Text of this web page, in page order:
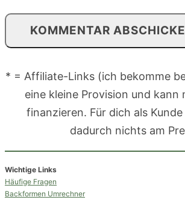
* = Affiliate-Links (ich bekomme
eine kleine Provision und kann
finanzieren. Für dich als
dadurch nichts am
Wichtige Links
Häufige Fragen
Backformen Umrechner